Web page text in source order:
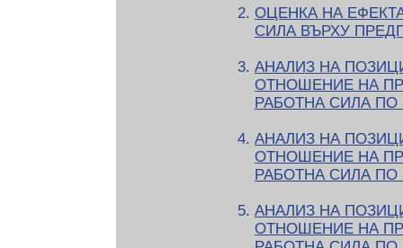
ОЦЕНКА НА
СИЛА ВЪРХУ
АНАЛИЗ НА
ОТНОШЕНИЕ НА
РАБОТНА СИЛА
АНАЛИЗ НА
ОТНОШЕНИЕ НА
РАБОТНА СИЛА ПО
АНАЛИЗ НА
ОТНОШЕНИЕ НА